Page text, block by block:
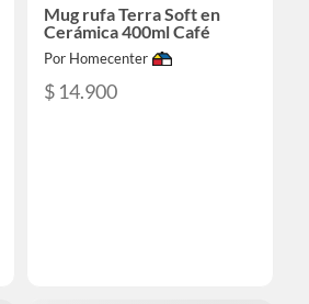
Mug rufa Terra Soft en
Cerámica 400ml Café
Por Homecenter
$ 14.900